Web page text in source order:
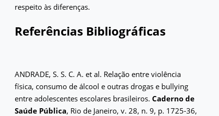
respeito às diferenças.
Referências Bibliográficas
ANDRADE, S. S. C. A. et al. Relação entre violência
física, consumo de álcool e outras drogas e bullying
entre adolescentes escolares brasileiros. Caderno de
Saúde Pública, Rio de Janeiro, v. 28, n. 9, p. 1725-36,